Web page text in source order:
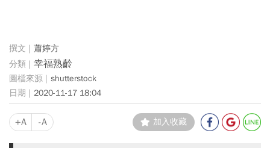
蕭婷方
幸福熟齡
shutterstock
2020-11-17 18:04
+A -A 加入收藏